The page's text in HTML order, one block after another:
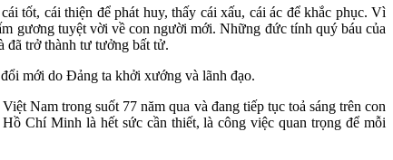
tốt, cái thiện để phát huy, thấy cái xấu, cái ác để khắc phục. Vì
gương tuyệt vời về con người mới. Những đức tính quý báu của
đã trở thành tư tưởng bất tử.
mới do Đảng ta khởi xướng và lãnh đạo.
Nam trong suốt 77 năm qua và đang tiếp tục toả sáng trên con
Chí Minh là hết sức cần thiết, là công việc quan trọng để mỗi